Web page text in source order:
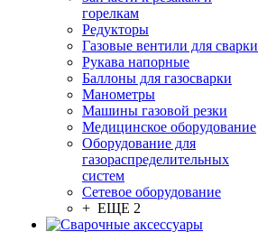
горелкам
Редукторы
Газовые вентили для сварки
Рукава напорные
Баллоны для газосварки
Манометры
Машины газовой резки
Медицинское оборудование
Оборудование для
газораспределительных
систем
Сетевое оборудование
+ ЕЩЕ 2